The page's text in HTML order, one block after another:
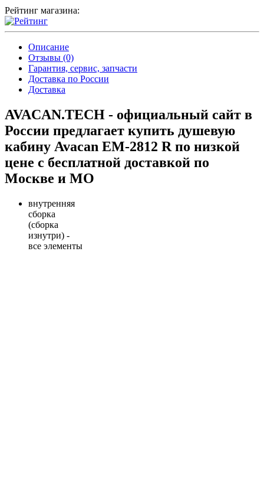
Рейтинг магазина:
Описание
Отзывы (0)
Гарантия, сервис, запчасти
Доставка по России
Доставка
AVACAN.TECH - официальный сайт в
России предлагает купить душевую
кабину Avacan EM-2812 R по низкой
цене с бесплатной доставкой по
Москве и МО
внутренняя
сборка
(сборка
изнутри) -
все элементы